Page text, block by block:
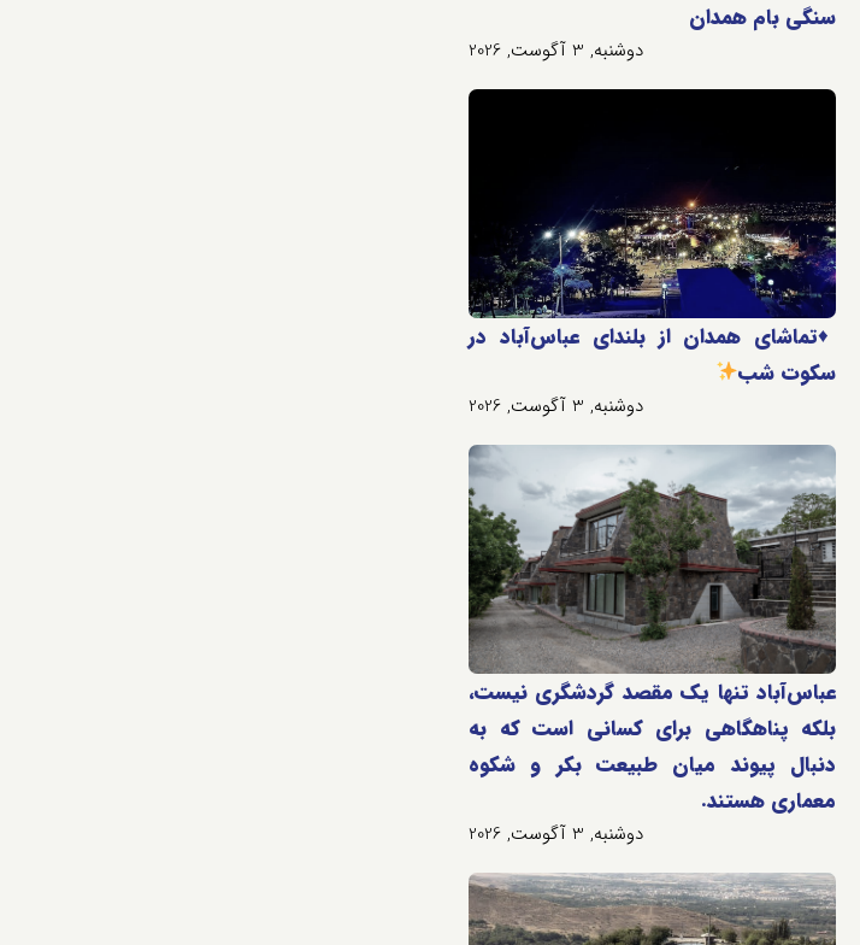
سنگی بام همدان
دوشنبه, 3 آگوست, 2026
♦️تماشای همدان از بلندای عباس‌آباد در
سکوت شب
دوشنبه, 3 آگوست, 2026
عباس‌آباد تنها یک مقصد گردشگری نیست،
بلکه پناهگاهی برای کسانی است که به
دنبال پیوند میان طبیعت بکر و شکوه
معماری هستند.
دوشنبه, 3 آگوست, 2026